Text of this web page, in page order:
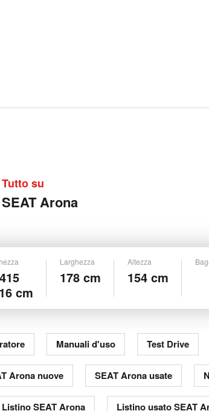
Tutto su
SEAT Arona
cm
Larghezza
178 cm
Altezza
154 cm
Manuali d'uso Test Drive
Arona nuove SEAT Arona usate
Listino SEAT Arona Listino usato SEAT